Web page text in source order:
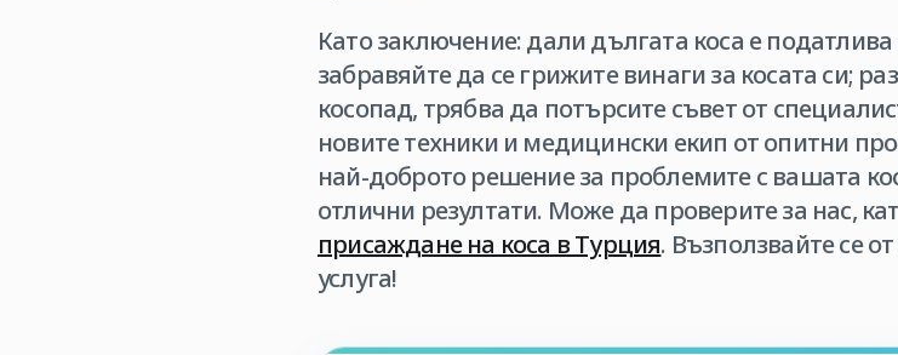
Като заключение: дали дългата коса е
забравяйте да се грижите винаги за косата си;
косопад, трябва да потърсите съвет от
новите техники и медицински екип от опитни
най-доброто решение за проблемите с вашата
отлични резултати. Може да проверите за нас,
присаждане на коса в Турция. Възползвайте се
услуга!